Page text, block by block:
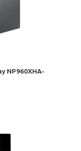
NP960XHA-